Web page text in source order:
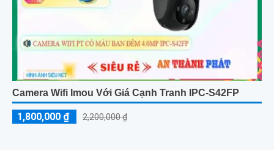
Camera Wifi Imou Với Giá Cạnh Tranh IPC-S42FP
1,800,000 ₫ 2,200,000 ₫